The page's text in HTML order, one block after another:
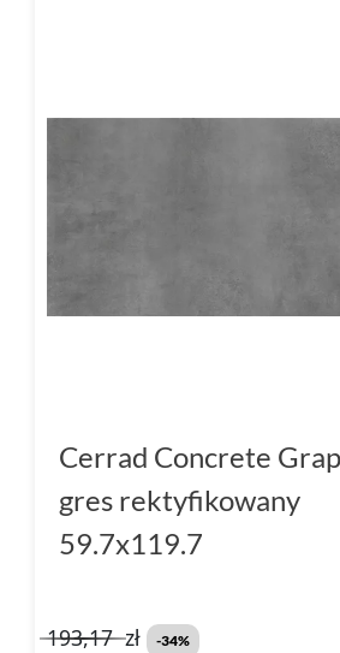
Cerrad Concrete
gres rektyfikowany
59.7x119.7
193,17zł -34%